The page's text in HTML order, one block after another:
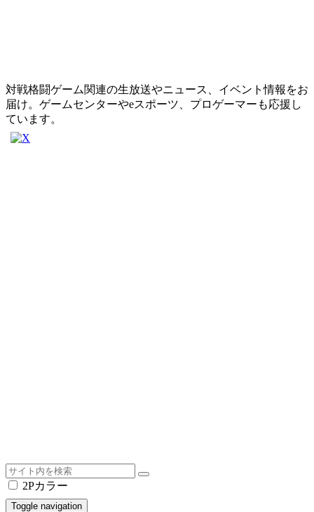
対戦格闘ゲーム関連の生放送やニュース、イベント情報をお
届け。ゲームセンターやeスポーツ、プロゲーマーも応援し
ています。
2Pカラー
Toggle navigation